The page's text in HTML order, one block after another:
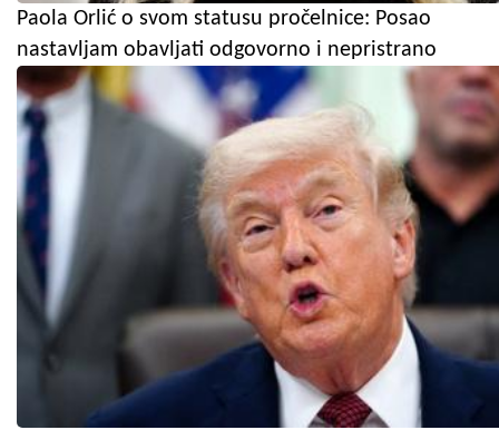
Paola Orlić o svom statusu pročelnice: Posao
nastavljam obavljati odgovorno i nepristrano